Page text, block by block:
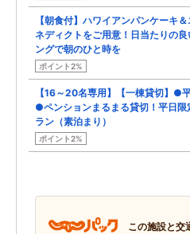
【朝食付】ハワイアンパンケーキ
ネディクトをご用意！日当たりの
ングで朝のひと時を
ポイント2%
【16～20名専用】【一棟貸切】●
●ペンションまるまる貸切！平日限
ラン（素泊まり）
ポイント2%
この施設と交